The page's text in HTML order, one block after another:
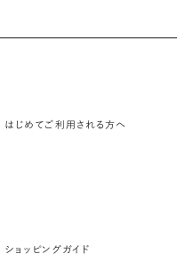
はじめてご利用される方へ
ショッピングガイド